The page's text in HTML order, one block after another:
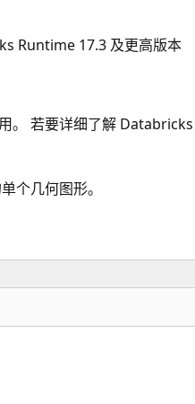
Runtime 17.3 及更高版本
。 若要详细了解
个几何图形。